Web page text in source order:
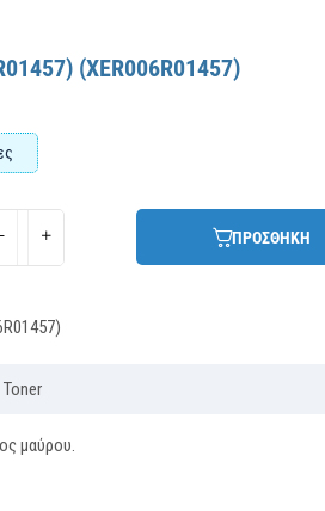
(XER006R01457)
ΠΡΟΣΘΗΚΗ
Toner
μαύρου.